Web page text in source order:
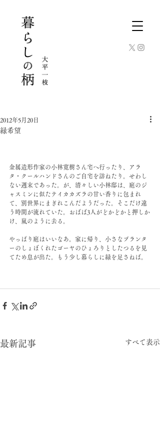
緑希望
2012年5月20日
金属造形作家の小林寛樹さん宅へ行ったり、アラ
タ・クールハンドさんのご自宅を訪ねたり。せわし
ない週末であった。が、清々しい小林邸は、庭のジ
ャスミンに似たテイカカズラの甘い香りに包まれ
て、別世界にまぎれこんだようだった。そこだけ違
う時間が流れていた。おばば3人がどかどかと押しか
け、嵐のように去る。
やっぱり庭はいいなあ。家に帰り、小さなプランタ
ーのしょぼくれたゴーヤのひょろりとしたつるを見
てため息が出た。もう少し暮らしに緑を足さねば。
最新記事 すべて表示